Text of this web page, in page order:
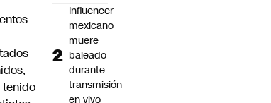
tenido
Influencer
mexicano
muere
baleado
durante
transmisión
en vivo